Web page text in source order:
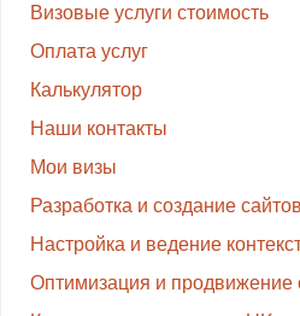
Визовые услуги стоимость
Оплата услуг
Калькулятор
Наши контакты
Мои визы
Разработка и создание
Настройка и ведение
Оптимизация и продвижение